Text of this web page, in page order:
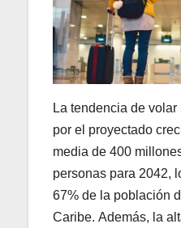
La tendencia de
por el proyectado
media de 400
personas para 2042,
67% de la población
Caribe. Además, la